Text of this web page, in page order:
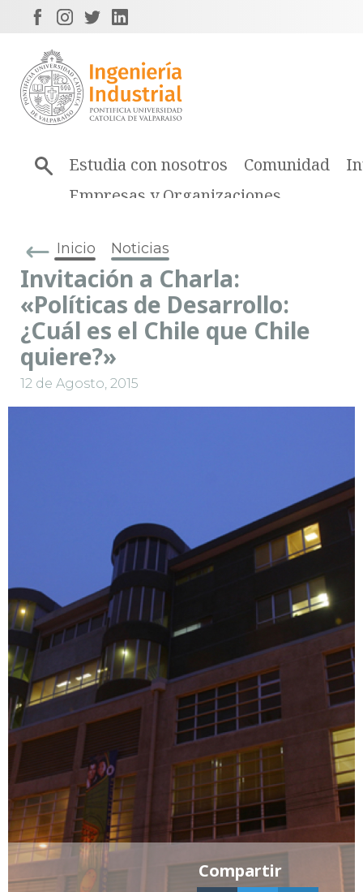
Estudia con nosotros Comunidad
Empresas y Organizaciones
Inicio Noticias
Invitación a Charla:
«Políticas de Desarrollo:
¿Cuál es el Chile que Chile
quiere?»
12 de Agosto, 2015
Compartir